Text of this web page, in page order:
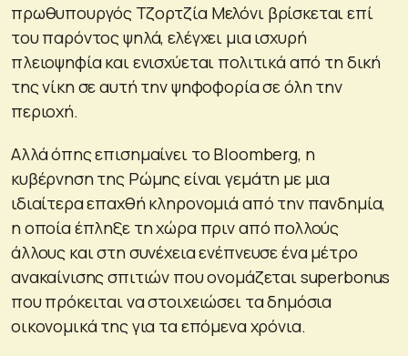
πρωθυπουργός Τζορτζία Μελόνι βρίσκεται επί
του παρόντος ψηλά, ελέγχει μια ισχυρή
πλειοψηφία και ενισχύεται πολιτικά από τη δική
της νίκη σε αυτή την ψηφοφορία σε όλη την
περιοχή.
Αλλά όπης επισημαίνει το Bloomberg, η
κυβέρνηση της Ρώμης είναι γεμάτη με μια
ιδιαίτερα επαχθή κληρονομιά από την πανδημία,
η οποία έπληξε τη χώρα πριν από πολλούς
άλλους και στη συνέχεια ενέπνευσε ένα μέτρο
ανακαίνισης σπιτιών που ονομάζεται superbonus
που πρόκειται να στοιχειώσει τα δημόσια
οικονομικά της για τα επόμενα χρόνια.